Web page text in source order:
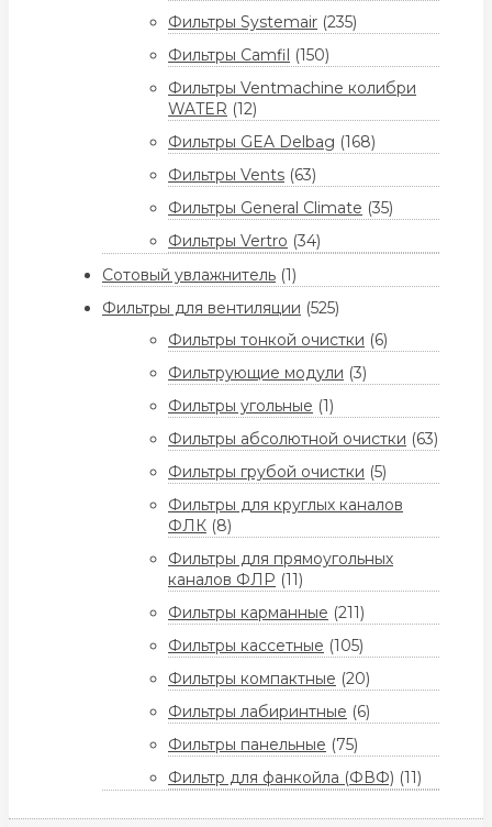
Фильтры Systemair (235)
Фильтры Camfil (150)
Фильтры Ventmachine колибри
WATER (12)
Фильтры GEA Delbag (168)
Фильтры Vents (63)
Фильтры General Climate (35)
Фильтры Vertro (34)
Сотовый увлажнитель (1)
Фильтры для вентиляции (525)
Фильтры тонкой очистки (6)
Фильтрующие модули (3)
Фильтры угольные (1)
Фильтры абсолютной очистки (63)
Фильтры грубой очистки (5)
Фильтры для круглых каналов
ФЛК (8)
Фильтры для прямоугольных
каналов ФЛР (11)
Фильтры карманные (211)
Фильтры кассетные (105)
Фильтры компактные (20)
Фильтры лабиринтные (6)
Фильтры панельные (75)
Фильтр для фанкойла (ФВФ) (11)